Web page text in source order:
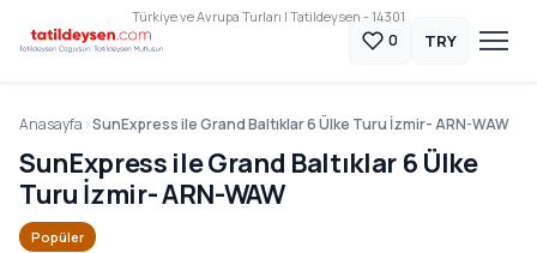
Türkiye ve Avrupa Turları | Tatildeysen - 14301
0 TRY
Anasayfa SunExpress ile Grand Baltıklar 6 Ülke Turu İzmir- ARN-WAW
SunExpress ile Grand Baltıklar 6 Ülke
Turu İzmir- ARN-WAW
Popüler